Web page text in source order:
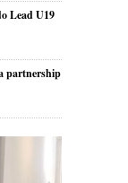
Lead U19
partnership